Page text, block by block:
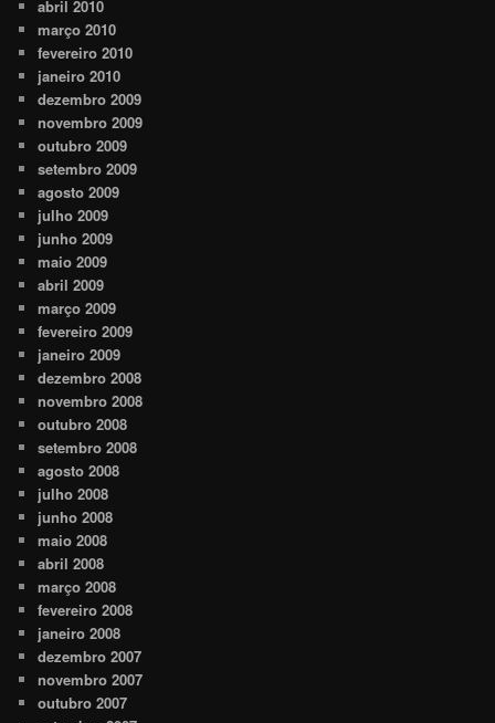
abril 2010
março 2010
fevereiro 2010
janeiro 2010
dezembro 2009
novembro 2009
outubro 2009
setembro 2009
agosto 2009
julho 2009
junho 2009
maio 2009
abril 2009
março 2009
fevereiro 2009
janeiro 2009
dezembro 2008
novembro 2008
outubro 2008
setembro 2008
agosto 2008
julho 2008
junho 2008
maio 2008
abril 2008
março 2008
fevereiro 2008
janeiro 2008
dezembro 2007
novembro 2007
outubro 2007